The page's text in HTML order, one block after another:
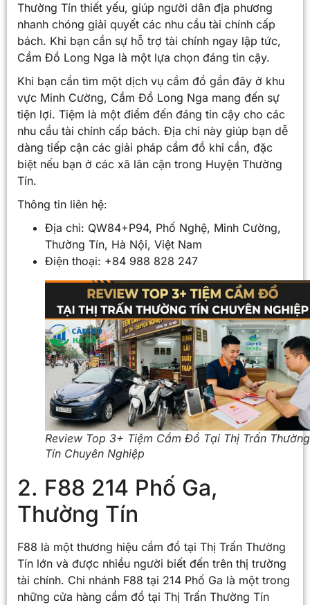
Thường Tín thiết yếu, giúp người dân địa phương
nhanh chóng giải quyết các nhu cầu tài chính cấp
bách. Khi bạn cần sự hỗ trợ tài chính ngay lập tức,
Cầm Đồ Long Nga là một lựa chọn đáng tin cậy.
Khi bạn cần tìm một dịch vụ cầm đồ gần đây ở khu
vực Minh Cường, Cầm Đồ Long Nga mang đến sự
tiện lợi. Tiệm là một điểm đến đáng tin cậy cho các
nhu cầu tài chính cấp bách. Địa chỉ này giúp bạn dễ
dàng tiếp cận các giải pháp cầm đồ khi cần, đặc
biệt nếu bạn ở các xã lân cận trong Huyện Thường
Tín.
Thông tin liên hệ:
Địa chỉ: QW84+P94, Phố Nghệ, Minh Cường,
Thường Tín, Hà Nội, Việt Nam
Điện thoại: +84 988 828 247
Review Top 3+ Tiệm Cầm Đồ Tại Thị Trấn Thường
Tín Chuyên Nghiệp
2. F88 214 Phố Ga,
Thường Tín
F88 là một thương hiệu cầm đồ tại Thị Trấn Thường
Tín lớn và được nhiều người biết đến trên thị trường
tài chính. Chi nhánh F88 tại 214 Phố Ga là một trong
những cửa hàng cầm đồ tại Thị Trấn Thường Tín